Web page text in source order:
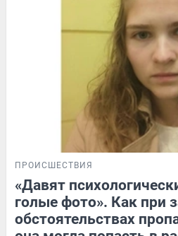
ПРОИСШЕСТВИЯ
«Давят
голые фото». Как при
обстоятельствах